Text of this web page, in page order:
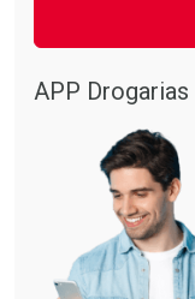
APP